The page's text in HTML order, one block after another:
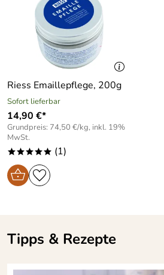
Hersteller: Riess Kelomat GmbH,
Ybbsitz, Österreich,
mit 26 cm
Riess Emaillepflege, 200g
Sofort lieferbar
14,90 €*
Grundpreis: 74,50 €/kg, inkl. 19%
MwSt.
***** (1)
Tipps & Rezepte